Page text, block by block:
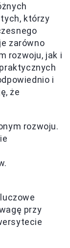
tych, którzy
zarówno
rozwoju, jak i
i
że
rozwoju.
przy